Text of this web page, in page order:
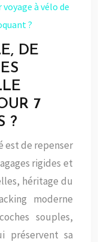
à vélo de
?
DE
7
?
est de repenser
rigides et
héritage du
moderne
souples,
préservent sa